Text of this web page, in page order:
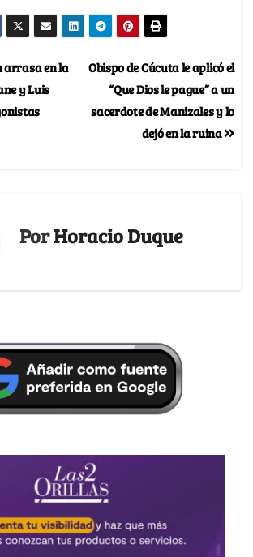
Obispo de Cúcuta le aplicó el
“Que Dios le pague” a un
sacerdote de Manizales y lo
dejó en la ruina
en la
y Luis
PorHoracio Duque